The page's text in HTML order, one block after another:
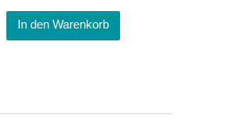
In den Warenkorb